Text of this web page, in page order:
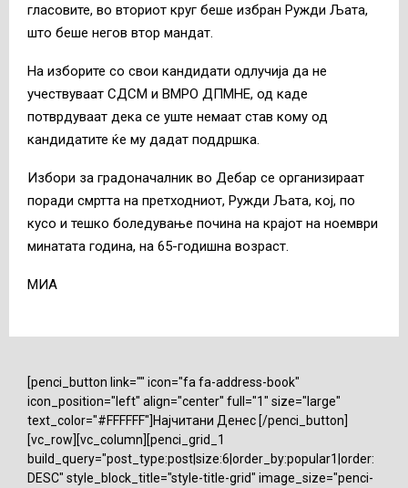
гласовите, во вториот круг беше избран Ружди Љата,
што беше негов втор мандат.
На изборите со свои кандидати одлучија да не
учествуваат СДСМ и ВМРО ДПМНЕ, од каде
потврдуваат дека се уште немаат став кому од
кандидатите ќе му дадат поддршка.
Избори за градоначалник во Дебар се организираат
поради смртта на претходниот, Ружди Љата, кој, по
кусо и тешко боледување почина на крајот на ноември
минатата година, на 65-годишна возраст.
МИА
[penci_button link="" icon="fa fa-address-book"
icon_position="left" align="center" full="1" size="large"
text_color="#FFFFFF"]Најчитани Денес [/penci_button]
[vc_row][vc_column][penci_grid_1
build_query="post_type:post|size:6|order_by:popular1|order:
DESC" style_block_title="style-title-grid" image_size="penci-